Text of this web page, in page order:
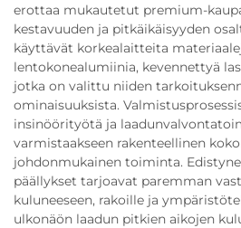
erottaa mukautetut premium-
kestavuuden ja pitkäikäisyyden
käyttävät korkealaitteita
lentokonealumiinia, kevennettyä
jotka on valittu niiden
ominaisuuksista.
insinöörityötä ja
varmistaakseen rakenteellinen
johdonmukainen toiminta.
päällykset tarjoavat paremman
kuluneeseen, rakoille ja
ulkonäön laadun pitkien aikojen